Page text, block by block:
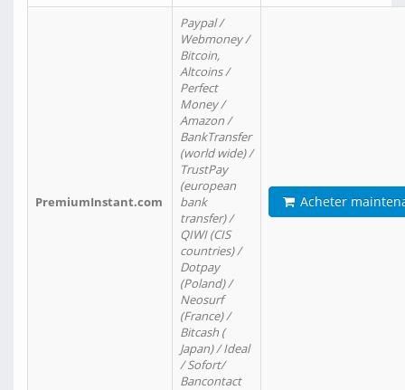
PremiumInstant.com
Paypal /
Webmoney /
Bitcoin,
Altcoins /
Perfect
Money /
Amazon /
BankTransfer
(world wide) /
TrustPay
(european
bank
transfer) /
QIWI (CIS
countries) /
Dotpay
(Poland) /
Neosurf
(France) /
Bitcash (
Japan) / Ideal
/ Sofort/
Bancontact
Acheter